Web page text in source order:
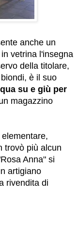
anche un
vetrina l'insegna
della titolare,
è il suo
su e giù per
magazzino
trovò più alcun
Anna" si
artigiano
rivendita di